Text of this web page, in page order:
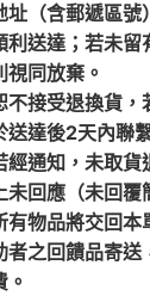
址（含郵遞區號
利送達；若未留
視同放棄。
不接受退換貨，
送達後2天內聯
經通知，未取
未回應（未回覆
有物品將交回本
者之回饋品寄送